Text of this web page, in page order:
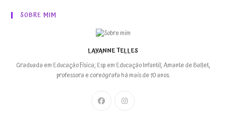
SOBRE MIM
LAYANNE TELLES
Graduada em Educação Física; Esp. em Educação Infantil; Amante de Ballet,
professora e coreógrafa há mais de 10 anos.